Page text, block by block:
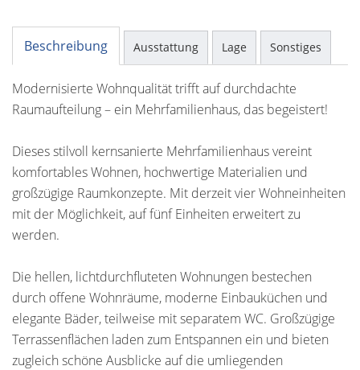
Beschreibung Ausstattung Lage Sonstiges
Modernisierte Wohnqualität trifft auf durchdachte
Raumaufteilung – ein Mehrfamilienhaus, das begeistert!
Dieses stilvoll kernsanierte Mehrfamilienhaus vereint
komfortables Wohnen, hochwertige Materialien und
großzügige Raumkonzepte. Mit derzeit vier Wohneinheiten
mit der Möglichkeit, auf fünf Einheiten erweitert zu
werden.
Die hellen, lichtdurchfluteten Wohnungen bestechen
durch offene Wohnräume, moderne Einbauküchen und
elegante Bäder, teilweise mit separatem WC. Großzügige
Terrassenflächen laden zum Entspannen ein und bieten
zugleich schöne Ausblicke auf die umliegenden